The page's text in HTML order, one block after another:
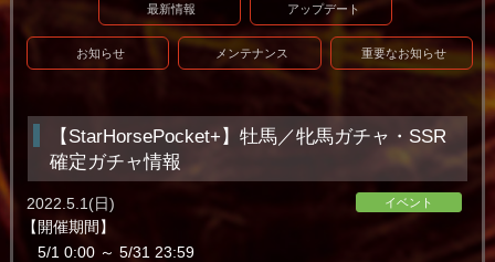
最新情報 アップデート
お知らせ メンテナンス 重要なお知らせ
【StarHorsePocket+】牡馬／牝馬ガチャ・SSR
確定ガチャ情報
イベント
2022.5.1(日)
【開催期間】
5/1 0:00 ～ 5/31 23:59